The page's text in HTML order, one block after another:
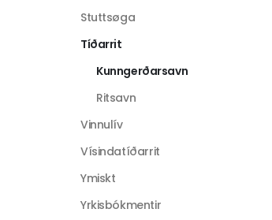
Stuttsøga
Tíðarrit
Kunngerðarsavn
Ritsavn
Vinnulív
Vísindatíðarrit
Ymiskt
Yrkisbókmentir